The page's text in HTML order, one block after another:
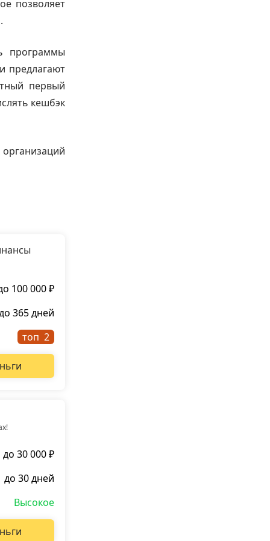
позволяет
программы
предлагают
первый
кешбэк
100 000 ₽
365 дней
топ
до 30 000 ₽
до 30 дней
Высокое